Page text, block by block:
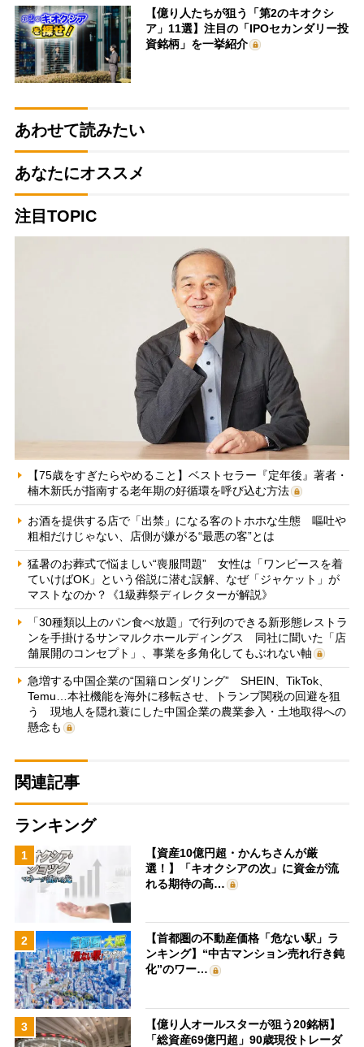
【億り人たちが狙う「第2のキオクシ
ア」11選】注目の「IPOセカンダリー投
資銘柄」を一挙紹介
あわせて読みたい
あなたにオススメ
注目TOPIC
【75歳をすぎたらやめること】ベストセラー『定年後』著者・
楠木新氏が指南する老年期の好循環を呼び込む方法
お酒を提供する店で「出禁」になる客のトホホな生態 嘔吐や
粗相だけじゃない、店側が嫌がる“最悪の客”とは
猛暑のお葬式で悩ましい“喪服問題” 女性は「ワンピースを着
ていけばOK」という俗説に潜む誤解、なぜ「ジャケット」が
マストなのか？《1級葬祭ディレクターが解説》
「30種類以上のパン食べ放題」で行列のできる新形態レストラ
ンを手掛けるサンマルクホールディングス 同社に聞いた「店
舗展開のコンセプト」、事業を多角化してもぶれない軸
急増する中国企業の“国籍ロンダリング” SHEIN、TikTok、
Temu…本社機能を海外に移転させ、トランプ関税の回避を狙
う 現地人を隠れ蓑にした中国企業の農業参入・土地取得への
懸念も
関連記事
ランキング
1
【資産10億円超・かんちさんが厳
選！】「キオクシアの次」に資金が流
れる期待の高…
2
【首都圏の不動産価格「危ない駅」ラ
ンキング】“中古マンション売れ行き鈍
化”のワー…
3
【億り人オールスターが狙う20銘柄】
「総資産69億円超」90歳現役トレーダ